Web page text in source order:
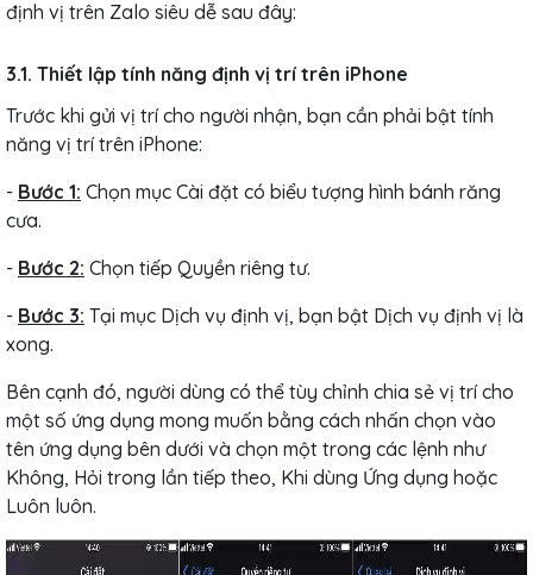
định vị trên Zalo siêu dễ sau đây:
3.1. Thiết lập tính năng định vị trí trên iPhone
Trước khi gửi vị trí cho người nhận, bạn cần phải bật tính
năng vị trí trên iPhone:
- Bước 1: Chọn mục Cài đặt có biểu tượng hình bánh răng
cưa.
- Bước 2: Chọn tiếp Quyền riêng tư.
- Bước 3: Tại mục Dịch vụ định vị, bạn bật Dịch vụ định vị là
xong.
Bên cạnh đó, người dùng có thể tùy chỉnh chia sẻ vị trí cho
một số ứng dụng mong muốn bằng cách nhấn chọn vào
tên ứng dụng bên dưới và chọn một trong các lệnh như
Không, Hỏi trong lần tiếp theo, Khi dùng Ứng dụng hoặc
Luôn luôn.